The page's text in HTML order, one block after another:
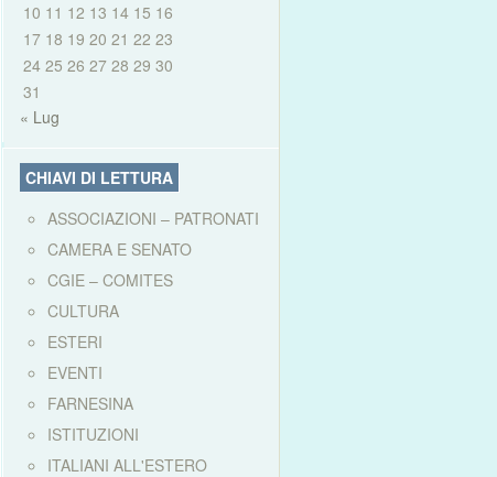
10 11 12 13 14 15 16
17 18 19 20 21 22 23
24 25 26 27 28 29 30
31
« Lug
CHIAVI DI LETTURA
ASSOCIAZIONI – PATRONATI
CAMERA E SENATO
CGIE – COMITES
CULTURA
ESTERI
EVENTI
FARNESINA
ISTITUZIONI
ITALIANI ALL'ESTERO